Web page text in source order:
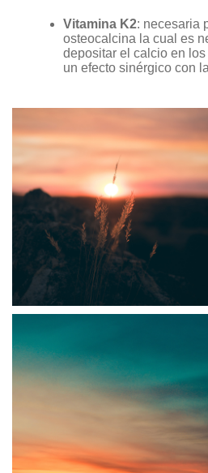
Vitamina K2: necesaria
osteocalcina la cual es
depositar el calcio en
un efecto sinérgico con